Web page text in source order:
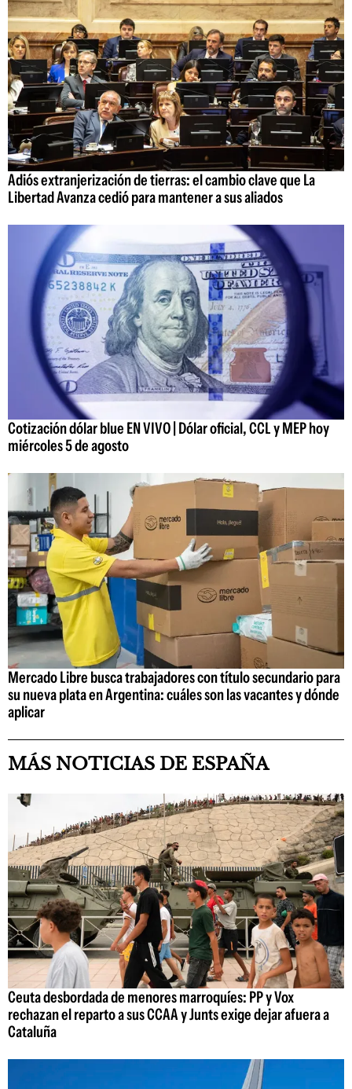
Adiós extranjerización de tierras: el cambio clave que La
Libertad Avanza cedió para mantener a sus aliados
Cotización dólar blue EN VIVO | Dólar oficial, CCL y MEP hoy
miércoles 5 de agosto
Mercado Libre busca trabajadores con título secundario para
su nueva plata en Argentina: cuáles son las vacantes y dónde
aplicar
MÁS NOTICIAS DE ESPAÑA
Ceuta desbordada de menores marroquíes: PP y Vox
rechazan el reparto a sus CCAA y Junts exige dejar afuera a
Cataluña